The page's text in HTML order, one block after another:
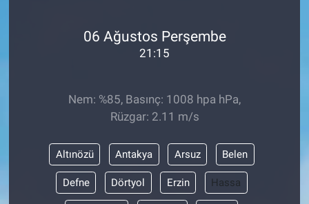
06 Ağustos Perşembe
21:15
Nem: %85, Basınç: 1008 hpa hPa,
Rüzgar: 2.11 m/s
Altınözü Antakya Arsuz Belen
Defne Dörtyol Erzin Hassa